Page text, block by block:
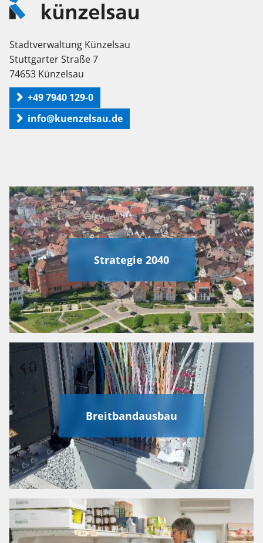
Künzelsau
Stadtverwaltung Künzelsau
Stuttgarter Straße 7
74653 Künzelsau
+49 7940 129-0
info@kuenzelsau.de
Strategie 2040
Breitbandausbau